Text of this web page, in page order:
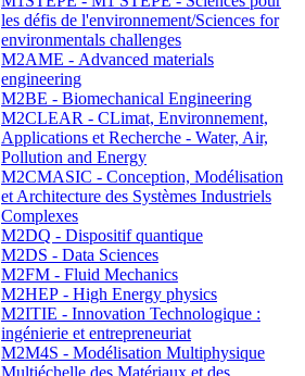
les défis de l'environnement/Sciences for
environmentals challenges
M2AME - Advanced materials
engineering
M2BE - Biomechanical Engineering
M2CLEAR - CLimat, Environnement,
Applications et Recherche - Water, Air,
Pollution and Energy
M2CMASIC - Conception, Modélisation
et Architecture des Systèmes Industriels
Complexes
M2DQ - Dispositif quantique
M2DS - Data Sciences
M2FM - Fluid Mechanics
M2HEP - High Energy physics
M2ITIE - Innovation Technologique :
ingénierie et entrepreneuriat
M2M4S - Modélisation Multiphysique
Multiéchelle des Matériaux et des